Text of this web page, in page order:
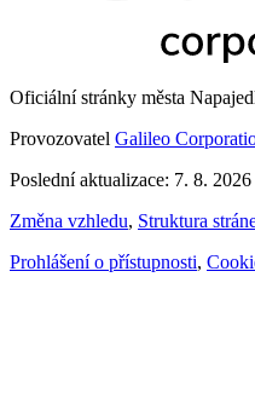
Oficiální stránky města
Provozovatel Galileo
Poslední aktualizace: 7. 8. 2026
Změna vzhledu, Struktura
Prohlášení o přístupnosti,